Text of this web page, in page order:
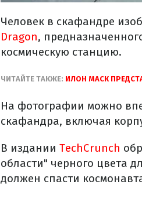
Человек в скафандре
Dragon,
космическую станцию.
ЧИТАЙТЕ ТАКЖЕ: ИЛОН МАСК
На фотографии можно
скафандра, включая
В издании TechCrunch
области" черного цвета
должен спасти